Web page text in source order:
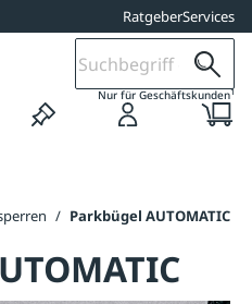
RatgeberServices
Nur für Geschäftskunden1
/ Parkbügel AUTOMATIC